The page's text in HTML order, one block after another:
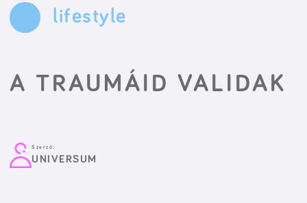
lifestyle
A TRAUMÁID VALIDAK
Szerző:
UNIVERSUM